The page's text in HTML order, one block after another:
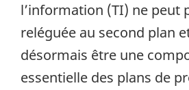
l’information (TI) ne peut
reléguée au second plan
désormais être une
essentielle des plans de